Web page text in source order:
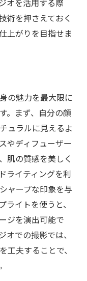
術を押さえておく
上がりを目指せま
の魅力を最大限に
。まず、自分の顔
ュラルに見えるよ
やディフューザー
肌の質感を美しく
ライティングを利
ャープな印象を与
イトを使うと、
ジを演出可能で
での撮影では、
工夫することで、